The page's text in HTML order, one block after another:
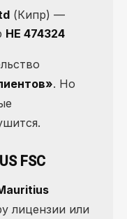
(Кипр) —
HE 474324
. Но
FSC
лицензии или